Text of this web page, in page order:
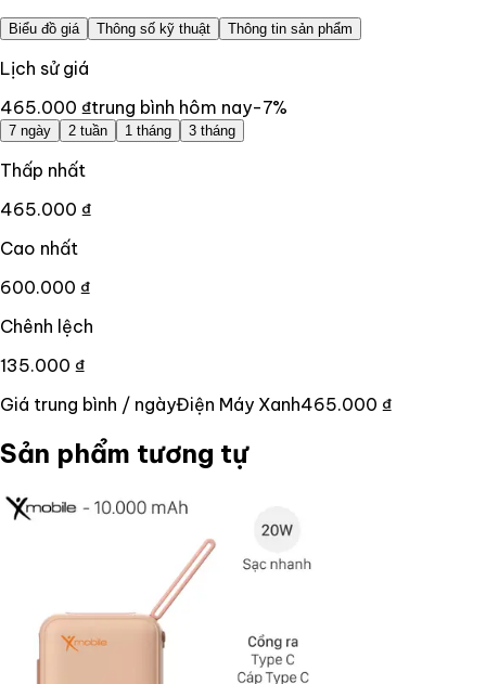
Biểu đồ giá Thông số kỹ thuật Thông tin sản phẩm
Lịch sử giá
465.000 ₫trung bình hôm nay-7%
7 ngày 2 tuần 1 tháng 3 tháng
Thấp nhất
465.000 ₫
Cao nhất
600.000 ₫
Chênh lệch
135.000 ₫
Giá trung bình / ngàyĐiện Máy Xanh465.000 ₫
Sản phẩm tương tự